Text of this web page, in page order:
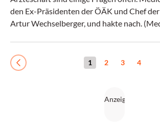
den Ex-Präsidenten der ÖÄK und Chef
Artur Wechselberger, und hakte nach.
Previous 1 2 3 4